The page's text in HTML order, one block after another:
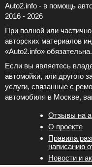
Auto2.info - в помощь
2016 - 2026
При полной или
авторских материалов
«Auto2.info» обязательна.
Если вы являетесь
автомойки, или другого
услуги, связанные с
автомобиля в Москве,
Отзывы на
Новости и